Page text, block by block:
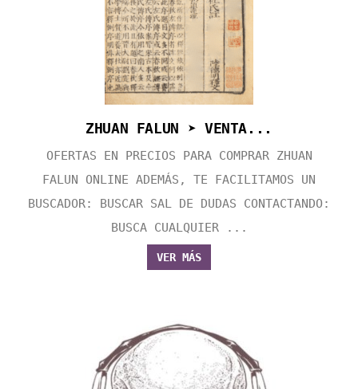
ZHUAN FALUN ➤ VENTA...
OFERTAS EN PRECIOS PARA COMPRAR ZHUAN
FALUN ONLINE ADEMÁS, TE FACILITAMOS UN
BUSCADOR: BUSCAR SAL DE DUDAS CONTACTANDO:
BUSCA CUALQUIER ...
VER MÁS